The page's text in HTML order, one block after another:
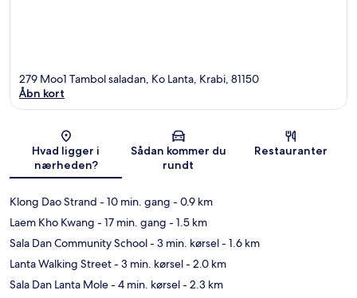
Kort
279 Moo1 Tambol saladan, Ko Lanta, Krabi, 81150
Åbn kort
Hvad ligger i
nærheden?
Sådan kommer du
rundt
Restauranter
Klong Dao Strand - 10 min. gang - 0.9 km
Laem Kho Kwang - 17 min. gang - 1.5 km
Sala Dan Community School- 3 min. kørsel- 1.6 km
Lanta Walking Street- 3 min. kørsel- 2.0 km
Sala Dan Lanta Mole- 4 min. kørsel- 2.3 km